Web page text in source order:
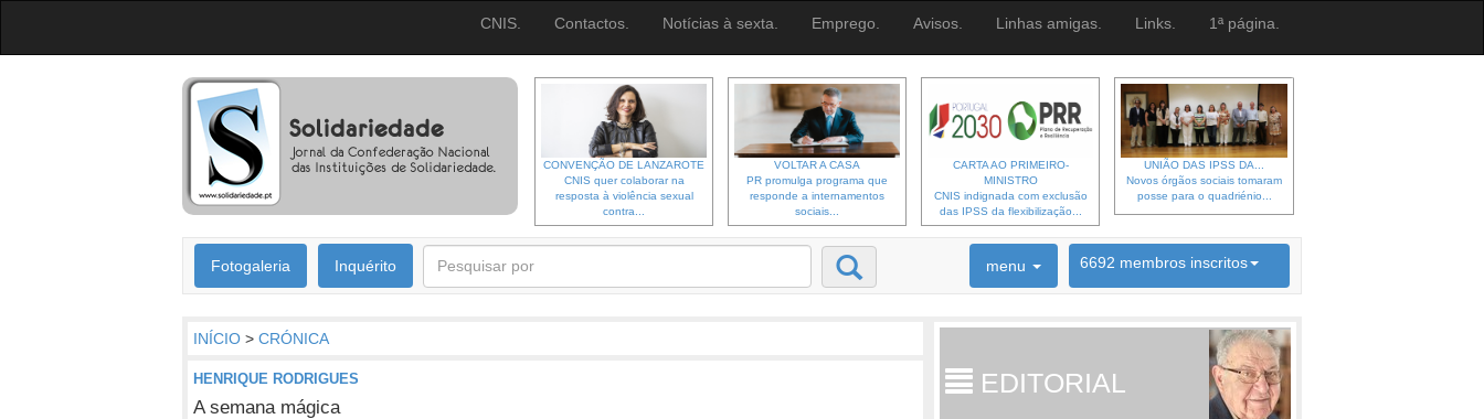
CNIS. Contactos. Notícias à sexta. Emprego. Avisos. Linhas amigas. Links. 1ª página.
CONVENÇÃO DE LANZAROTE
CNIS quer colaborar na
resposta à violência sexual
contra...
VOLTAR A CASA
PR promulga programa que
responde a internamentos
sociais...
CARTA AO PRIMEIRO-
MINISTRO
CNIS indignada com exclusão
das IPSS da flexibilização...
UNIÃO DAS IPSS DA...
Novos órgãos sociais tomaram
posse para o quadriénio...
Fotogaleria Inquérito menu 6692 membros inscritos
INÍCIO > CRÓNICA
HENRIQUE RODRIGUES
A semana mágica
EDITORIAL